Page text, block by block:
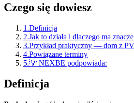
Czego się dowiesz
1 .Definicja
2.Jak to działa i dlaczego ma
3.Przykład praktyczny — dom z
4.Powiązane terminy
5.💡 NEXBE podpowiada:
Definicja